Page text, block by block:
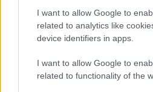
I want to allow Google to
related to analytics like
device identifiers in apps.
I want to allow Google to
related to functionality of the
Maciej Kuchno
Redaktor naczelny i właściciel
publikacji, specjalizuje się w
motoryzacyjnych, często
podróżniczy charakter. Pasjonuje